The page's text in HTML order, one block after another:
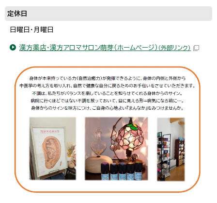
定休日
日曜日・月曜日
漢方薬店・漢方アロマサロン萌芽（ホームページ） （外部リンク）